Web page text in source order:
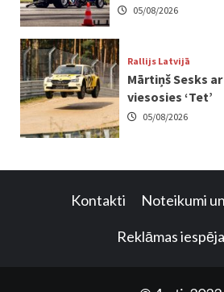
05/08/2026
Rallijs Latvijā
Mārtiņš Sesks
viesosies ‘Tet’
05/08/2026
Kontakti Noteikumi
Reklāmas